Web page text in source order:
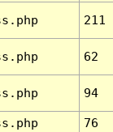
211
62
94
76